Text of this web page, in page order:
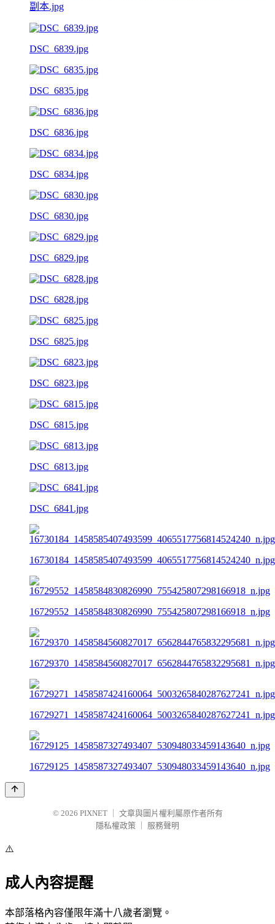
副本.jpg
DSC_6839.jpg
DSC_6835.jpg
DSC_6836.jpg
DSC_6834.jpg
DSC_6830.jpg
DSC_6829.jpg
DSC_6828.jpg
DSC_6825.jpg
DSC_6823.jpg
DSC_6815.jpg
DSC_6813.jpg
DSC_6841.jpg
16730184_1458585407493599_4065517756814524240_n.jpg
16729552_1458584830826990_755425807298166918_n.jpg
16729370_1458584560827017_6562844765832295681_n.jpg
16729271_1458587424160064_5003265840287627241_n.jpg
16729125_1458587327493407_530948033459143640_n.jpg
© 2026 PIXNET
文章與圖片權利屬原作者所有
隱私權政策
服務聲明
⚠️
成人內容提醒
本部落格內容僅限年滿十八歲者瀏覽。